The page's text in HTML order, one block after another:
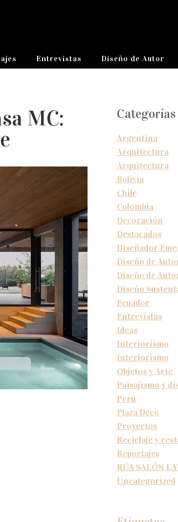
Entrevistas Diseño de Autor
MC:
Categorías
Argentina
Arquitectura
Arquitectura
Bolivia
Chile
Colombia
Decoración
Destacados
Diseñador
Diseño de
Diseño de
Diseño
Ecuador
Entrevistas
Ideas
Interiorismo
Interiorismo
Objetos y Arte
Paisajismo y
Perú
Plaza Deco
Proyectos
Reciclaje y
Reportajes
RÚA SALÓN
Uncategorized